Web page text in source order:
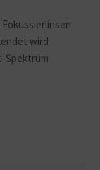
wird
Spektrum